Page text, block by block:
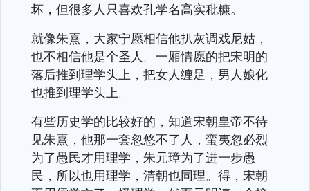
坏，但很多人只喜欢孔学名高实秕糠。
就像朱熹，大家宁愿相信他扒灰调戏尼姑，
也不相信他是个圣人。一厢情愿的把宋明的
落后推到理学头上，把女人缠足，男人娘化
也推到理学头上。
有些历史学的比较好的，知道宋朝皇帝不待
见朱熹，他那一套忽悠不了人，蛮夷忽必烈
为了愚民才用理学，朱元璋为了进一步愚
民，所以也用理学，清朝也同理。得，宋朝